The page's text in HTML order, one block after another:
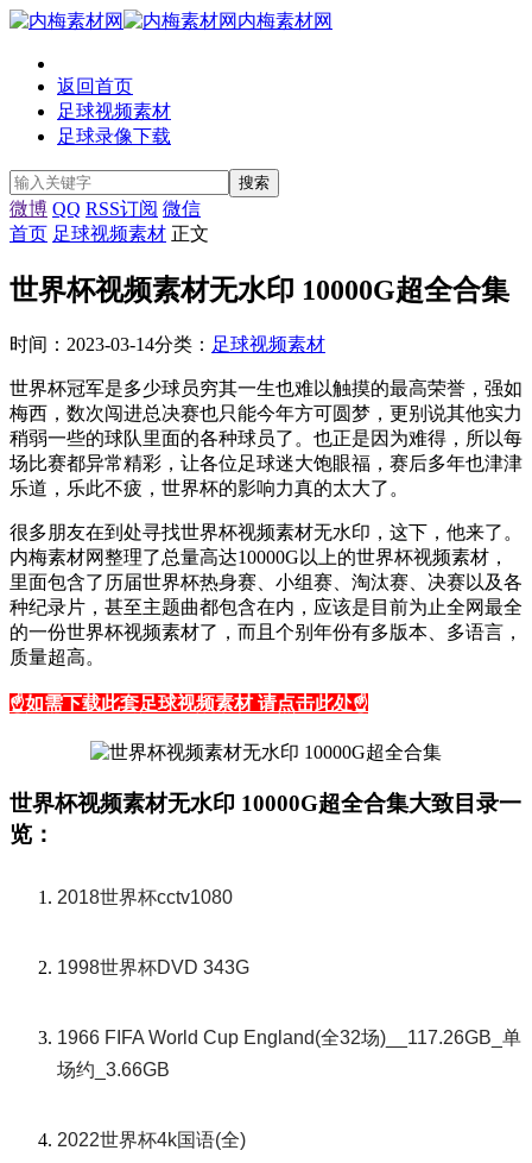
内梅素材网
返回首页
足球视频素材
足球录像下载
微博 QQ RSS订阅 微信
首页 足球视频素材 正文
世界杯视频素材无水印 10000G超全合集
时间：2023-03-14分类： 足球视频素材
世界杯冠军是多少球员穷其一生也难以触摸的最高荣誉，强如
梅西，数次闯进总决赛也只能今年方可圆梦，更别说其他实力
稍弱一些的球队里面的各种球员了。也正是因为难得，所以每
场比赛都异常精彩，让各位足球迷大饱眼福，赛后多年也津津
乐道，乐此不疲，世界杯的影响力真的太大了。
很多朋友在到处寻找世界杯视频素材无水印，这下，他来了。
内梅素材网整理了总量高达10000G以上的世界杯视频素材，
里面包含了历届世界杯热身赛、小组赛、淘汰赛、决赛以及各
种纪录片，甚至主题曲都包含在内，应该是目前为止全网最全
的一份世界杯视频素材了，而且个别年份有多版本、多语言，
质量超高。
☝如需下载此套足球视频素材 请点击此处☝
世界杯视频素材无水印 10000G超全合集大致目录一
览：
2018世界杯cctv1080
1998世界杯DVD 343G
1966 FIFA World Cup England(全32场)__117.26GB_单
场约_3.66GB
2022世界杯4k国语(全)